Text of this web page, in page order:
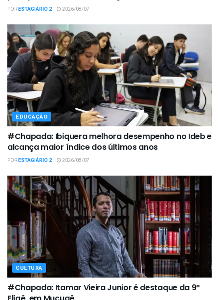
PORESTAGIÁRIO 2 2026/08/07
EDUCAÇÃO
#Chapada: Ibiquera melhora desempenho no Ideb e
alcança maior índice dos últimos anos
PORESTAGIÁRIO 2 2026/08/07
CULTURA
#Chapada: Itamar Vieira Junior é destaque da 9ª